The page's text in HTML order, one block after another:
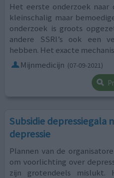
Het eerste onderzoek naar
kleinschalig maar
onderzoek is groots
andere SSRI’s ook een
hebben. Het exacte
Mijnmedicijn (07-09-2021)
Subsidie depressiegala
depressie
Plannen van de
om voorlichting over
zijn grotendeels mislukt.